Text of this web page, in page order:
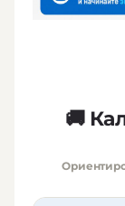
🚚